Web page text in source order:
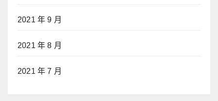
2021 年 9 月
2021 年 8 月
2021 年 7 月